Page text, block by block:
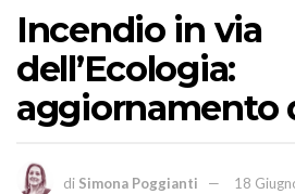
Incendio in via
dell’Ecologia:
aggiornamento
di Simona Poggianti 18